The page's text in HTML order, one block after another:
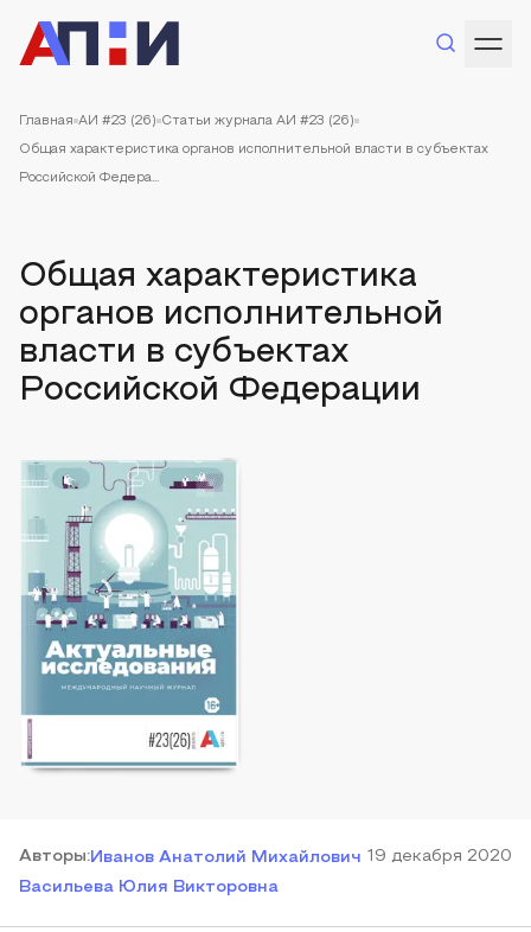
Главная АИ #23 (26) Статьи журнала АИ #23 (26)
Общая характеристика органов исполнительной власти в субъектах
Российской Федера...
Общая характеристика
органов исполнительной
власти в субъектах
Российской Федерации
Авторы:Иванов Анатолий Михайлович
Васильева Юлия Викторовна
19 декабря 2020